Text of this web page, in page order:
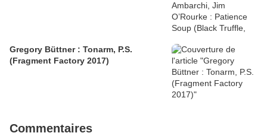
Gregory Büttner : Tonarm, P.S.
(Fragment Factory 2017)
Commentaires